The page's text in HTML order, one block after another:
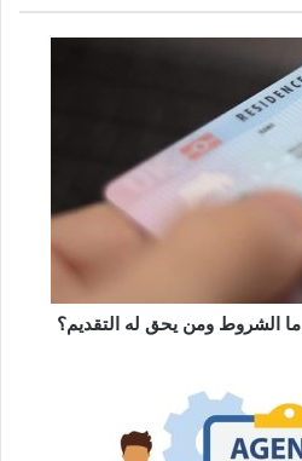
ما الشروط ومن يحق له التقديم؟